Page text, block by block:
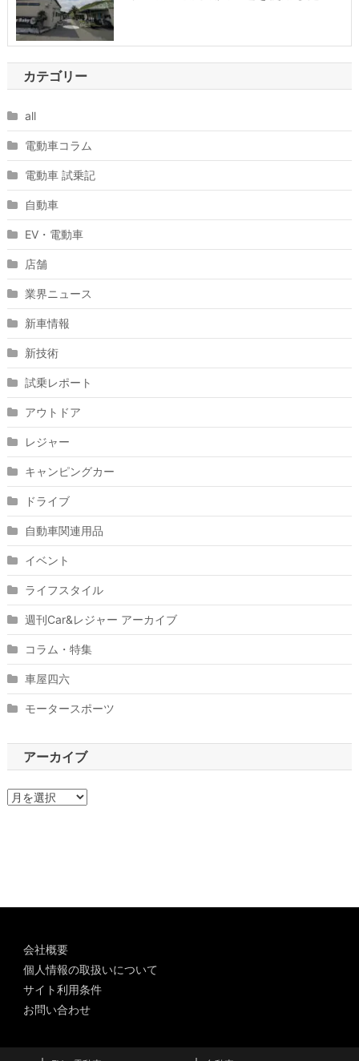
カテゴリー
all
電動車コラム
電動車 試乗記
自動車
EV・電動車
店舗
業界ニュース
新車情報
新技術
試乗レポート
アウトドア
レジャー
キャンピングカー
ドライブ
自動車関連用品
イベント
ライフスタイル
週刊Car&レジャー アーカイブ
コラム・特集
車屋四六
モータースポーツ
アーカイブ
ア
会社概要
個人情報の取扱いについて
サイト利用条件
お問い合わせ